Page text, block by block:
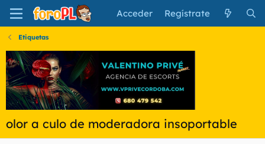
Acceder Regístrate
Etiquetas
olor a culo de moderadora insoportable